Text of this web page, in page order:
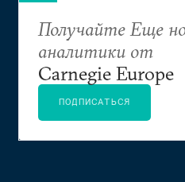
Получайте Еще
аналитики от
Carnegie Europe
ПОДПИСАТЬСЯ